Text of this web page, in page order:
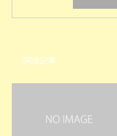
関連記事